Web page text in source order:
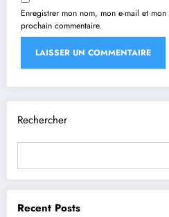
Enregistrer mon nom, mon e-mail et
prochain commentaire.
Rechercher
Recent Posts